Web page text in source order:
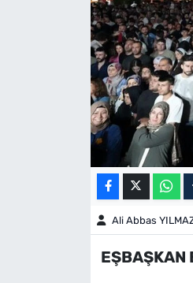
Ali Abbas
EŞBAŞKAN